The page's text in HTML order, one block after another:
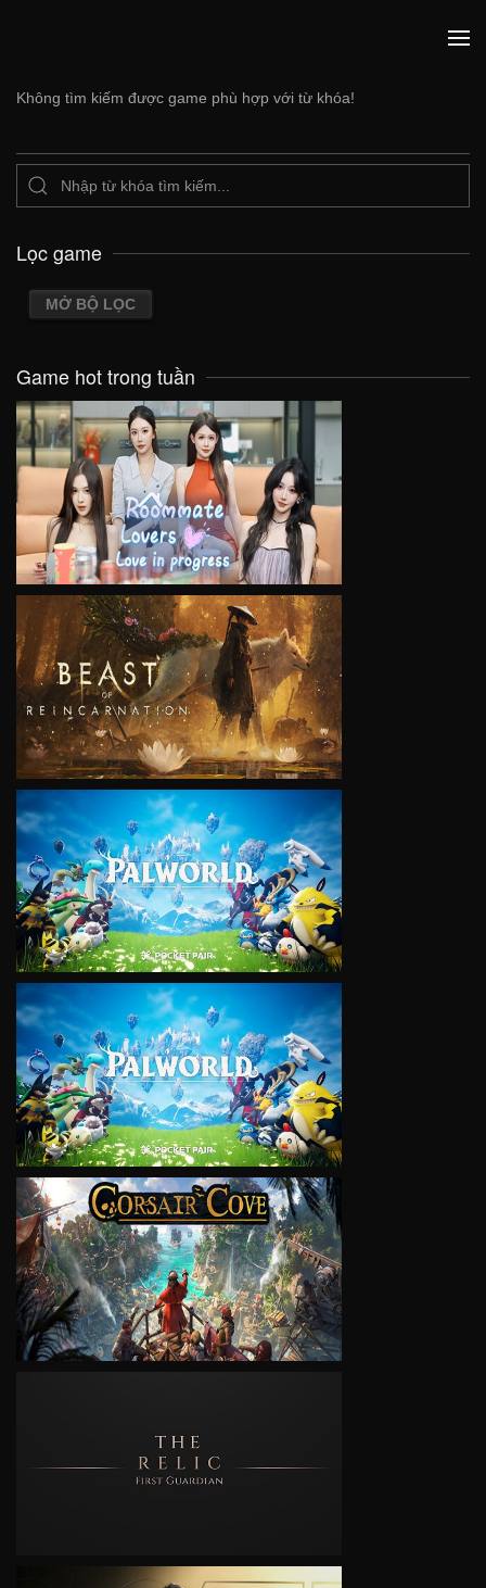
Không tìm kiếm được game phù hợp với từ khóa!
Lọc game
MỞ BỘ LỌC
Game hot trong tuần
VIEW
VIEW
VIEW
VIEW
VIEW
VIEW